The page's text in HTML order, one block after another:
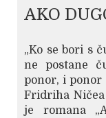
AKO
„Ko se bori s
ne postane
ponor, i ponor
Fridriha Ničea
je romana